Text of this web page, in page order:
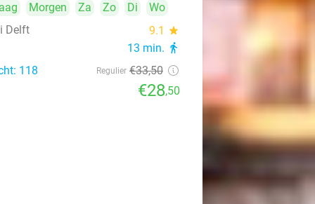
Morgen Za Zo Di
Wo
Delft
9.1 star
13 min. directions_walk
118 Regulier €33,50
€28,50